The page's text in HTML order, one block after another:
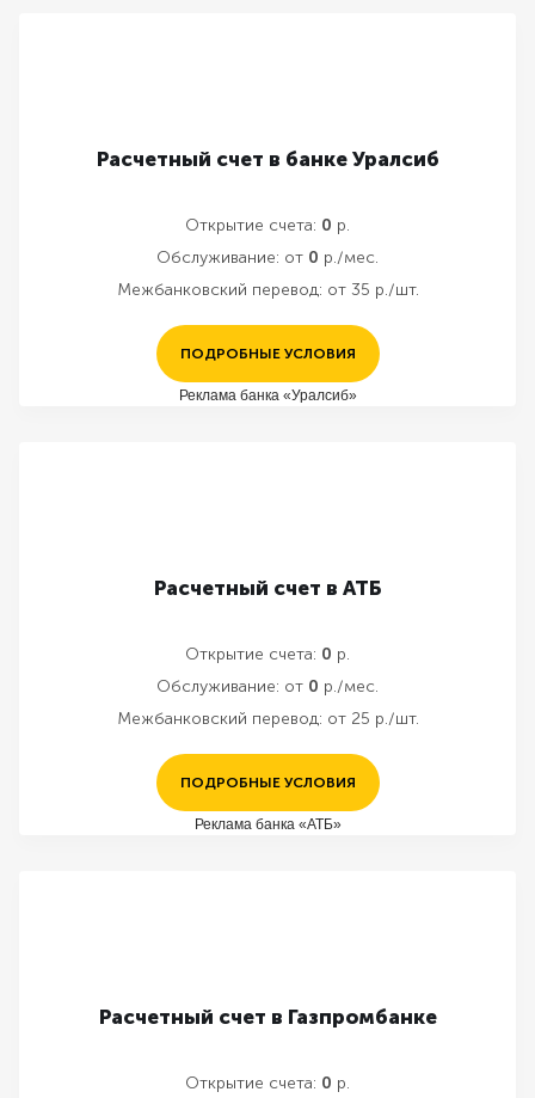
Расчетный счет в банке Уралсиб
Открытие счета: 0 р.
Обслуживание: от 0 р./мес.
Межбанковский перевод: от 35 р./шт.
ПОДРОБНЫЕ УСЛОВИЯ
Реклама банка «Уралсиб»
Расчетный счет в АТБ
Открытие счета: 0 р.
Обслуживание: от 0 р./мес.
Межбанковский перевод: от 25 р./шт.
ПОДРОБНЫЕ УСЛОВИЯ
Реклама банка «АТБ»
Расчетный счет в Газпромбанке
Открытие счета: 0 р.